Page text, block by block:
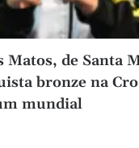
Matos, de Santa
bronze na
mundial